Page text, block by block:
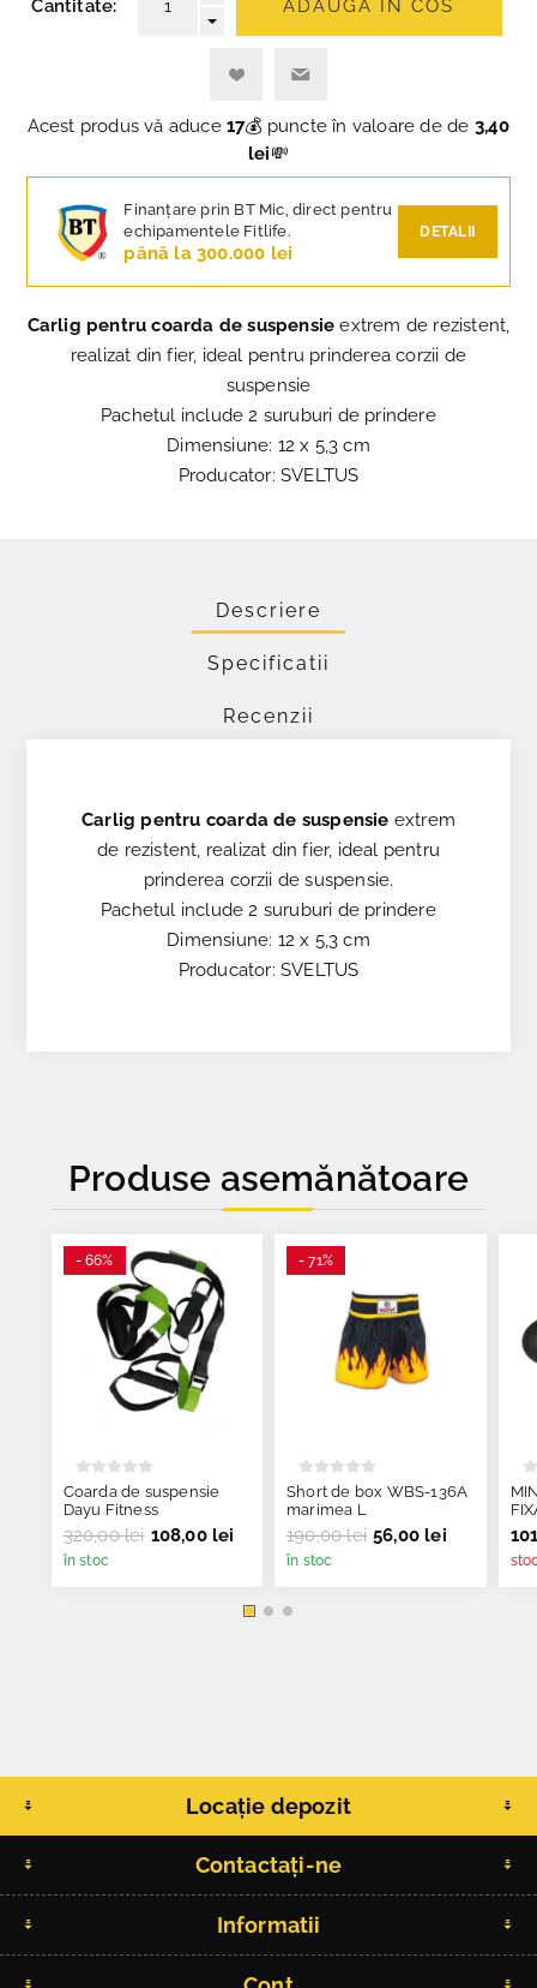
Cantitate: ADAUGA IN COS
Acest produs vă aduce 17💰 puncte în valoare de de 3,40
lei💸
Finanțare prin BT Mic, direct pentru
echipamentele Fitlife.
până la 300.000 lei
DETALII
Carlig pentru coarda de suspensie extrem de rezistent,
realizat din fier, ideal pentru prinderea corzii de
suspensie
Pachetul include 2 suruburi de prindere
Dimensiune: 12 x 5,3 cm
Producator: SVELTUS
Descriere
Specificatii
Recenzii
Carlig pentru coarda de suspensie extrem
de rezistent, realizat din fier, ideal pentru
prinderea corzii de suspensie.
Pachetul include 2 suruburi de prindere
Dimensiune: 12 x 5,3 cm
Producator: SVELTUS
Produse asemănătoare
- 66%
Coarda de suspensie
Dayu Fitness
320,00 lei 108,00 lei
în stoc
- 71%
Short de box WBS-136A
marimea L
190,00 lei 56,00 lei
în stoc
Locație depozit
Contactați-ne
Informatii